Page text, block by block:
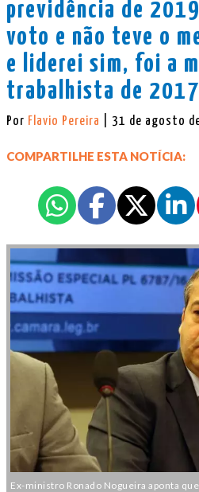
previdência de
voto e não teve o
e liderei sim, foi a
trabalhista de
Por Flavio Pereira | 31 de agosto
COMPARTILHE ESTA NOTÍCIA:
Ex-ministro Ronado Nogueira aponta